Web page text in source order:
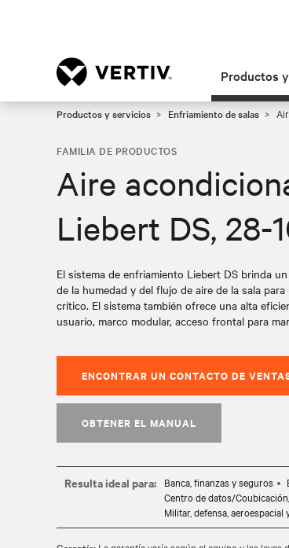
Productos
Productos y servicios Enfriamiento de salas
FAMILIA DE PRODUCTOS
Aire
Liebert DS, 28-
El sistema de enfriamiento Liebert DS brinda
de la humedad y del flujo de aire de la sala
crítico. El sistema también ofrece una alta
usuario, marco modular, acceso frontal para
ENCONTRAR UN CONTACTO DE
OBTENER EL MANUAL
Resulta ideal para: Banca, finanzas y seguros
Centro de datos/
Militar, defensa, aeroespacial